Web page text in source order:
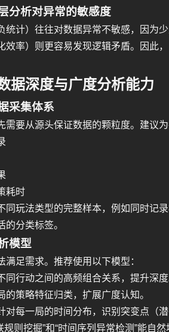
分析对异常的敏感度
统计）往往对数据异常不敏感，因为
效率）则更容易发现逻辑矛盾。因此
据深度与广度分析能力
采集体系
需要从源头保证数据的颗粒度。建议
耗时
同玩法类型的完整样本，例如同时记
分类标签。
模型
满足需求。推荐使用以下模型：
同行动之间的高频组合关系，提升深
的策略特征归类，扩展广度认知。
对每一局的时间分布，识别突变点（
规则挖掘”和“时间序列异常检测”能自